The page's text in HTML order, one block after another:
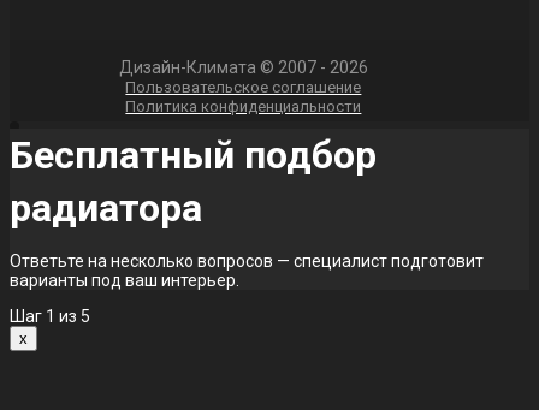
Дизайн-Климата © 2007 - 2026
Пользовательское соглашение
Политика конфиденциальности
Бесплатный подбор
радиатора
Ответьте на несколько вопросов — специалист подготовит
варианты под ваш интерьер.
Шаг 1 из 5
x